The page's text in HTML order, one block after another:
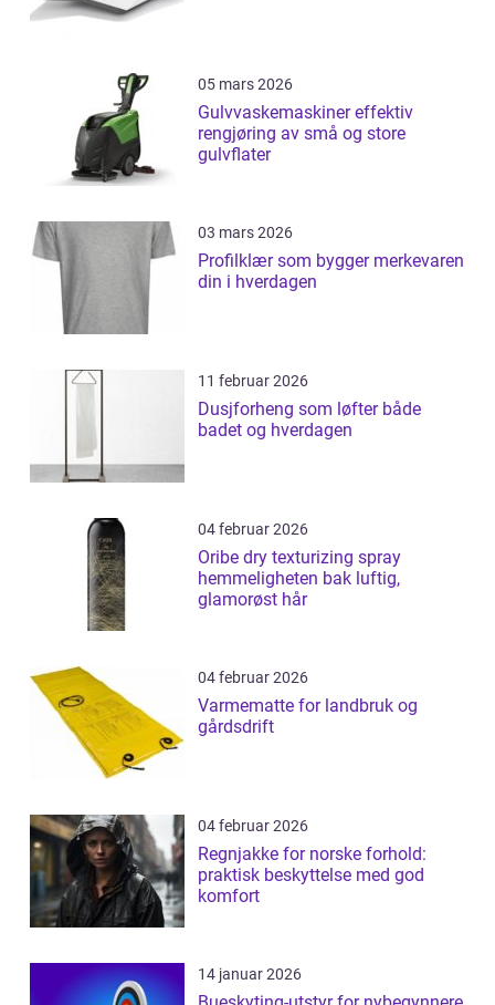
05 mars 2026
Gulvvaskemaskiner effektiv
rengjøring av små og store
gulvflater
03 mars 2026
Profilklær som bygger merkevaren
din i hverdagen
11 februar 2026
Dusjforheng som løfter både
badet og hverdagen
04 februar 2026
Oribe dry texturizing spray
hemmeligheten bak luftig,
glamorøst hår
04 februar 2026
Varmematte for landbruk og
gårdsdrift
04 februar 2026
Regnjakke for norske forhold:
praktisk beskyttelse med god
komfort
14 januar 2026